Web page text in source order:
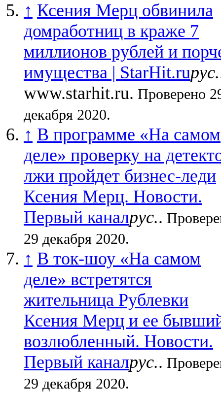
↑ Ксения Мерц обвинила
домработниц в краже 7
миллионов рублей и
имущества | StarHit.ruрус.
www.starhit.ru. Проверено
декабря 2020.
↑ В программе «На самом
деле» проверку на
лжи пройдет бизнес-леди
Ксения Мерц. Новости.
Первый каналрус..
29 декабря 2020.
↑ В ток-шоу «На самом
деле» встретятся
жительница Рублевки
Ксения Мерц и ее
возлюбленный. Новости.
Первый каналрус..
29 декабря 2020.